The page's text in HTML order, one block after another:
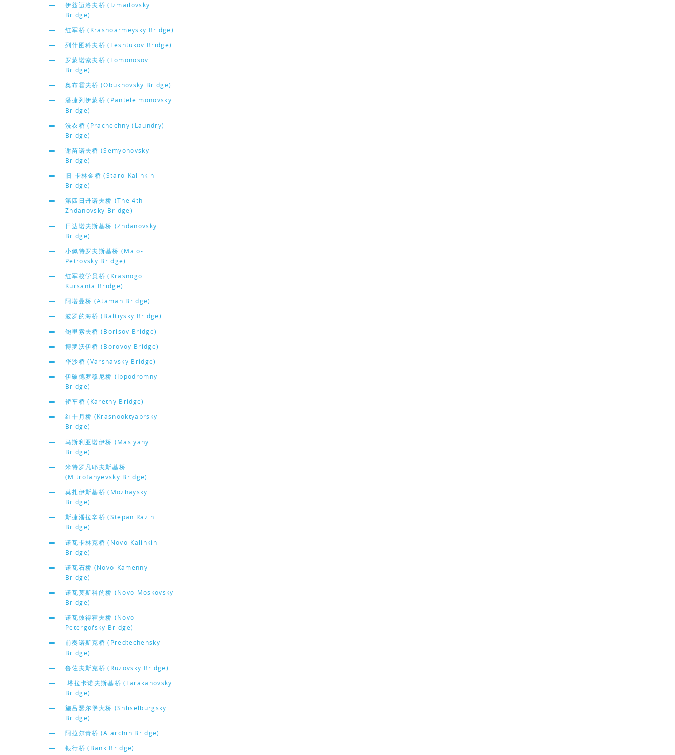
伊兹迈洛夫桥 (Izmailovsky
Bridge)
红军桥 (Krasnoarmeysky Bridge)
列什图科夫桥 (Leshtukov Bridge)
罗蒙诺索夫桥 (Lomonosov
Bridge)
奥布霍夫桥 (Obukhovsky Bridge)
潘捷列伊蒙桥 (Panteleimonovsky
Bridge)
洗衣桥 (Prachechny (Laundry)
Bridge)
谢苗诺夫桥 (Semyonovsky
Bridge)
旧-卡林金桥 (Staro-Kalinkin
Bridge)
第四日丹诺夫桥 (The 4th
Zhdanovsky Bridge)
日达诺夫斯基桥 (Zhdanovsky
Bridge)
小佩特罗夫斯基桥 (Malo-
Petrovsky Bridge)
红军校学员桥 (Krasnogo
Kursanta Bridge)
阿塔曼桥 (Ataman Bridge)
波罗的海桥 (Baltiysky Bridge)
鲍里索夫桥 (Borisov Bridge)
博罗沃伊桥 (Borovoy Bridge)
华沙桥 (Varshavsky Bridge)
伊破德罗穆尼桥 (Ippodromny
Bridge)
轿车桥 (Karetny Bridge)
红十月桥 (Krasnooktyabrsky
Bridge)
马斯利亚诺伊桥 (Maslyany
Bridge)
米特罗凡耶夫斯基桥
(Mitrofanyevsky Bridge)
莫扎伊斯基桥 (Mozhaysky
Bridge)
斯捷潘拉辛桥 (Stepan Razin
Bridge)
诺瓦卡林克桥 (Novo-Kalinkin
Bridge)
诺瓦石桥 (Novo-Kamenny
Bridge)
诺瓦莫斯科的桥 (Novo-Moskovsky
Bridge)
诺瓦彼得霍夫桥 (Novo-
Petergofsky Bridge)
前奏诺斯克桥 (Predtechensky
Bridge)
鲁佐夫斯克桥 (Ruzovsky Bridge)
i塔拉卡诺夫斯基桥 (Tarakanovsky
Bridge)
施吕瑟尔堡大桥 (Shliselburgsky
Bridge)
阿拉尔青桥 (Alarchin Bridge)
银行桥 (Bank Bridge)